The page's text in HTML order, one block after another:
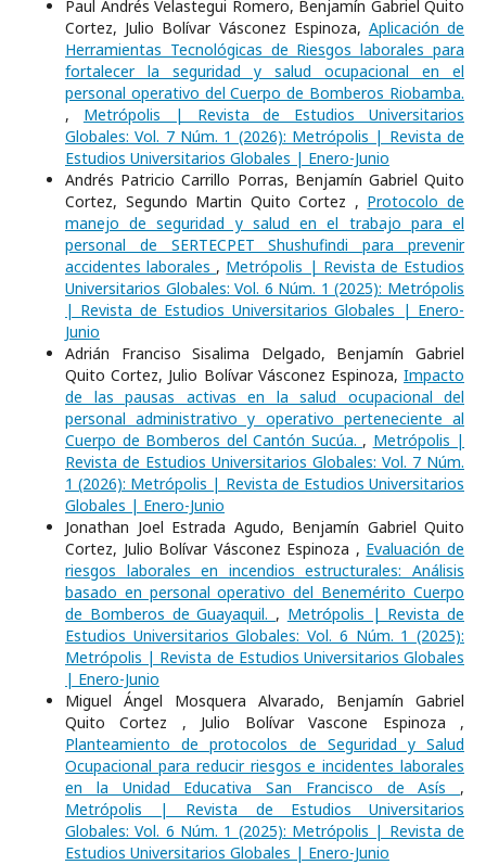
Paul Andrés Velastegui Romero, Benjamín Gabriel Quito
Cortez, Julio Bolívar Vásconez Espinoza, Aplicación de
Herramientas Tecnológicas de Riesgos laborales para
fortalecer la seguridad y salud ocupacional en el
personal operativo del Cuerpo de Bomberos Riobamba.
, Metrópolis | Revista de Estudios Universitarios
Globales: Vol. 7 Núm. 1 (2026): Metrópolis | Revista de
Estudios Universitarios Globales | Enero-Junio
Andrés Patricio Carrillo Porras, Benjamín Gabriel Quito
Cortez, Segundo Martin Quito Cortez , Protocolo de
manejo de seguridad y salud en el trabajo para el
personal de SERTECPET Shushufindi para prevenir
accidentes laborales , Metrópolis | Revista de Estudios
Universitarios Globales: Vol. 6 Núm. 1 (2025): Metrópolis
| Revista de Estudios Universitarios Globales | Enero-
Junio
Adrián Franciso Sisalima Delgado, Benjamín Gabriel
Quito Cortez, Julio Bolívar Vásconez Espinoza, Impacto
de las pausas activas en la salud ocupacional del
personal administrativo y operativo perteneciente al
Cuerpo de Bomberos del Cantón Sucúa. , Metrópolis |
Revista de Estudios Universitarios Globales: Vol. 7 Núm.
1 (2026): Metrópolis | Revista de Estudios Universitarios
Globales | Enero-Junio
Jonathan Joel Estrada Agudo, Benjamín Gabriel Quito
Cortez, Julio Bolívar Vásconez Espinoza , Evaluación de
riesgos laborales en incendios estructurales: Análisis
basado en personal operativo del Benemérito Cuerpo
de Bomberos de Guayaquil. , Metrópolis | Revista de
Estudios Universitarios Globales: Vol. 6 Núm. 1 (2025):
Metrópolis | Revista de Estudios Universitarios Globales
| Enero-Junio
Miguel Ángel Mosquera Alvarado, Benjamín Gabriel
Quito Cortez , Julio Bolívar Vascone Espinoza ,
Planteamiento de protocolos de Seguridad y Salud
Ocupacional para reducir riesgos e incidentes laborales
en la Unidad Educativa San Francisco de Asís ,
Metrópolis | Revista de Estudios Universitarios
Globales: Vol. 6 Núm. 1 (2025): Metrópolis | Revista de
Estudios Universitarios Globales | Enero-Junio